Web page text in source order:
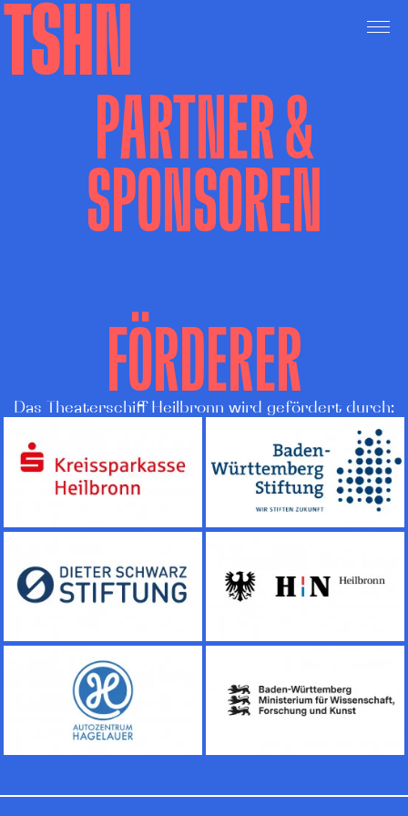
TSHN
PARTNER &
SPONSOREN
FÖRDERER
Das Theaterschiff Heilbronn wird gefördert durch: